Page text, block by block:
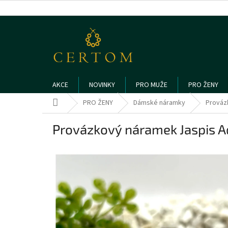
na
AKCE NOVINKY PRO MUŽE PRO ŽENY
Domů PRO ŽENY Dámské náramky
Provázkový náramek Jaspis